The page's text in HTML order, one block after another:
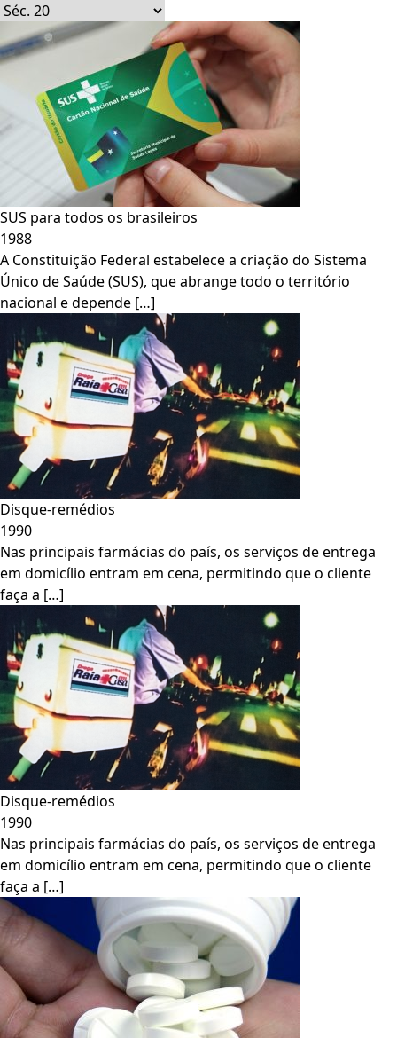
SUS para todos os brasileiros
1988
A Constituição Federal estabelece a criação do Sistema
Único de Saúde (SUS), que abrange todo o território
nacional e depende […]
Disque-remédios
1990
Nas principais farmácias do país, os serviços de entrega
em domicílio entram em cena, permitindo que o cliente
faça a […]
Disque-remédios
1990
Nas principais farmácias do país, os serviços de entrega
em domicílio entram em cena, permitindo que o cliente
faça a […]